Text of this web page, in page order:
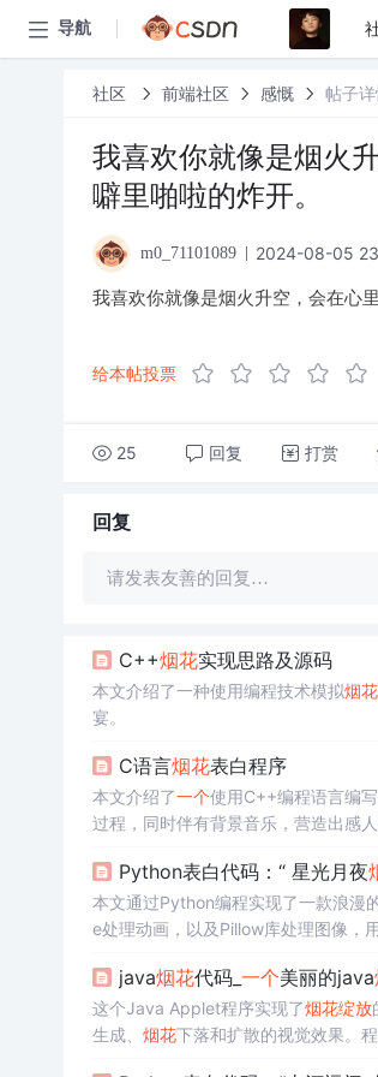
导航
社区 前端社区 感慨 帖子
我喜欢你就像是烟火
噼里啪啦的炸开。
m0_71101089 2024-08-05
我喜欢你就像是烟火升空，会在心
给本帖投票
25 回复 打赏
回复
请发表友善的回复…
C++烟花实现思路及源码
本文介绍了一种使用编程技术模拟烟花
宴。
C语言烟花表白程序
本文介绍了一个使用C++编程语言编
过程，同时伴有背景音乐，营造出感
Python表白代码：“ 星光月夜
本文通过Python编程实现了一款浪漫
e处理动画，以及Pillow库处理图像，
java烟花代码_ 一个美丽的java
这个Java Applet程序实现了烟花绽放
生成、 烟花下落和扩散的视觉效果。